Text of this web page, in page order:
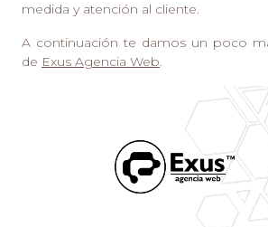
medida y atención al cliente.
A continuación te damos un poco
de Exus Agencia Web.